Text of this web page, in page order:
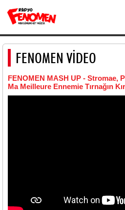
FENOMEN VİDEO
FENOMEN MASH UP - Stromae,
Ma Meilleure Ennemie Tırnağın